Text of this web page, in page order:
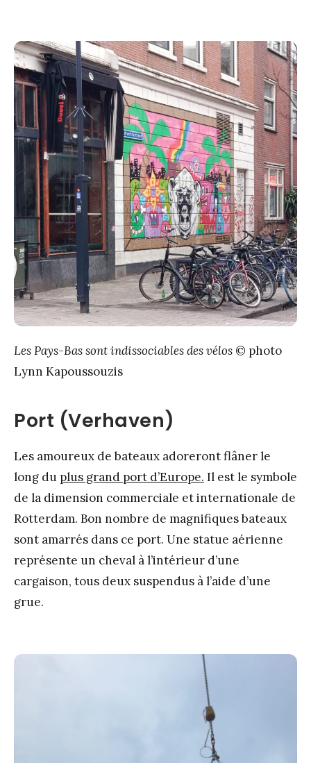
Les Pays-Bas sont indissociables des vélos © photo
Lynn Kapoussouzis
Port (Verhaven)
Les amoureux de bateaux adoreront flâner le
long du plus grand port d’Europe. Il est le symbole
de la dimension commerciale et internationale de
Rotterdam. Bon nombre de magnifiques bateaux
sont amarrés dans ce port. Une statue aérienne
représente un cheval à l’intérieur d’une
cargaison, tous deux suspendus à l’aide d’une
grue.